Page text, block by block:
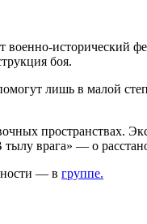
исторический
боя.
лишь в малой
пространствах.
врага» — о
— в группе.